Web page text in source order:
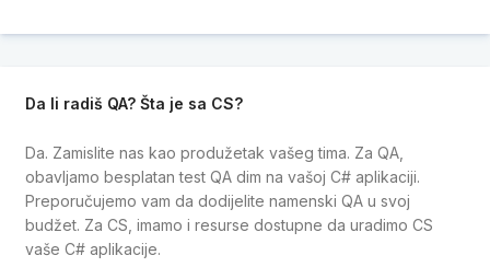
Da li radiš QA? Šta je sa CS?
Da. Zamislite nas kao produžetak vašeg tima. Za QA,
obavljamo besplatan test QA dim na vašoj C# aplikaciji.
Preporučujemo vam da dodijelite namenski QA u svoj
budžet. Za CS, imamo i resurse dostupne da uradimo CS
vaše C# aplikacije.